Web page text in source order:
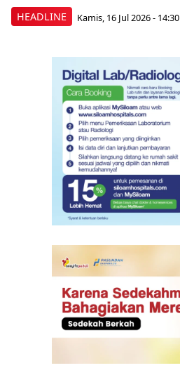
HEADLINE Kamis, 16 Jul 2026 - 14:30